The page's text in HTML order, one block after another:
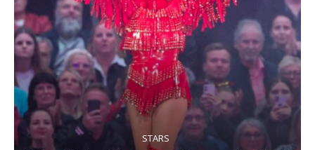
STARS